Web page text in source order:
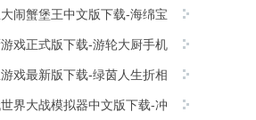
王移动版v5.11.5安卓版下载
闹蟹堡王中文版下载-海绵宝
机版 v5.11.5安卓版下载
戏正式版下载-游轮大厨手机
下载
戏最新版下载-绿茵人生折相
版下载
界大战模拟器中文版下载-冲